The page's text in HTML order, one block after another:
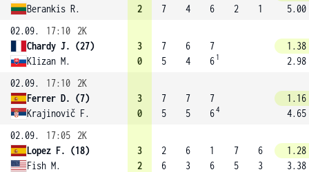
Berankis R.
2
7
4
6
2
1
5.00
02.09.
17:10
2K
Chardy J. (27)
Klizan M.
3
0
7
5
6
4
7
6 1
1.38
2.98
02.09.
17:10
2K
Ferrer D. (7)
Krajinovič F.
3
0
7
5
7
5
7
64
1.16
4.65
02.09.
17:05
2K
Lopez F. (18)
Fish M.
3
2
2
6
6
3
1
6
7
5
6
3
1.28
3.38